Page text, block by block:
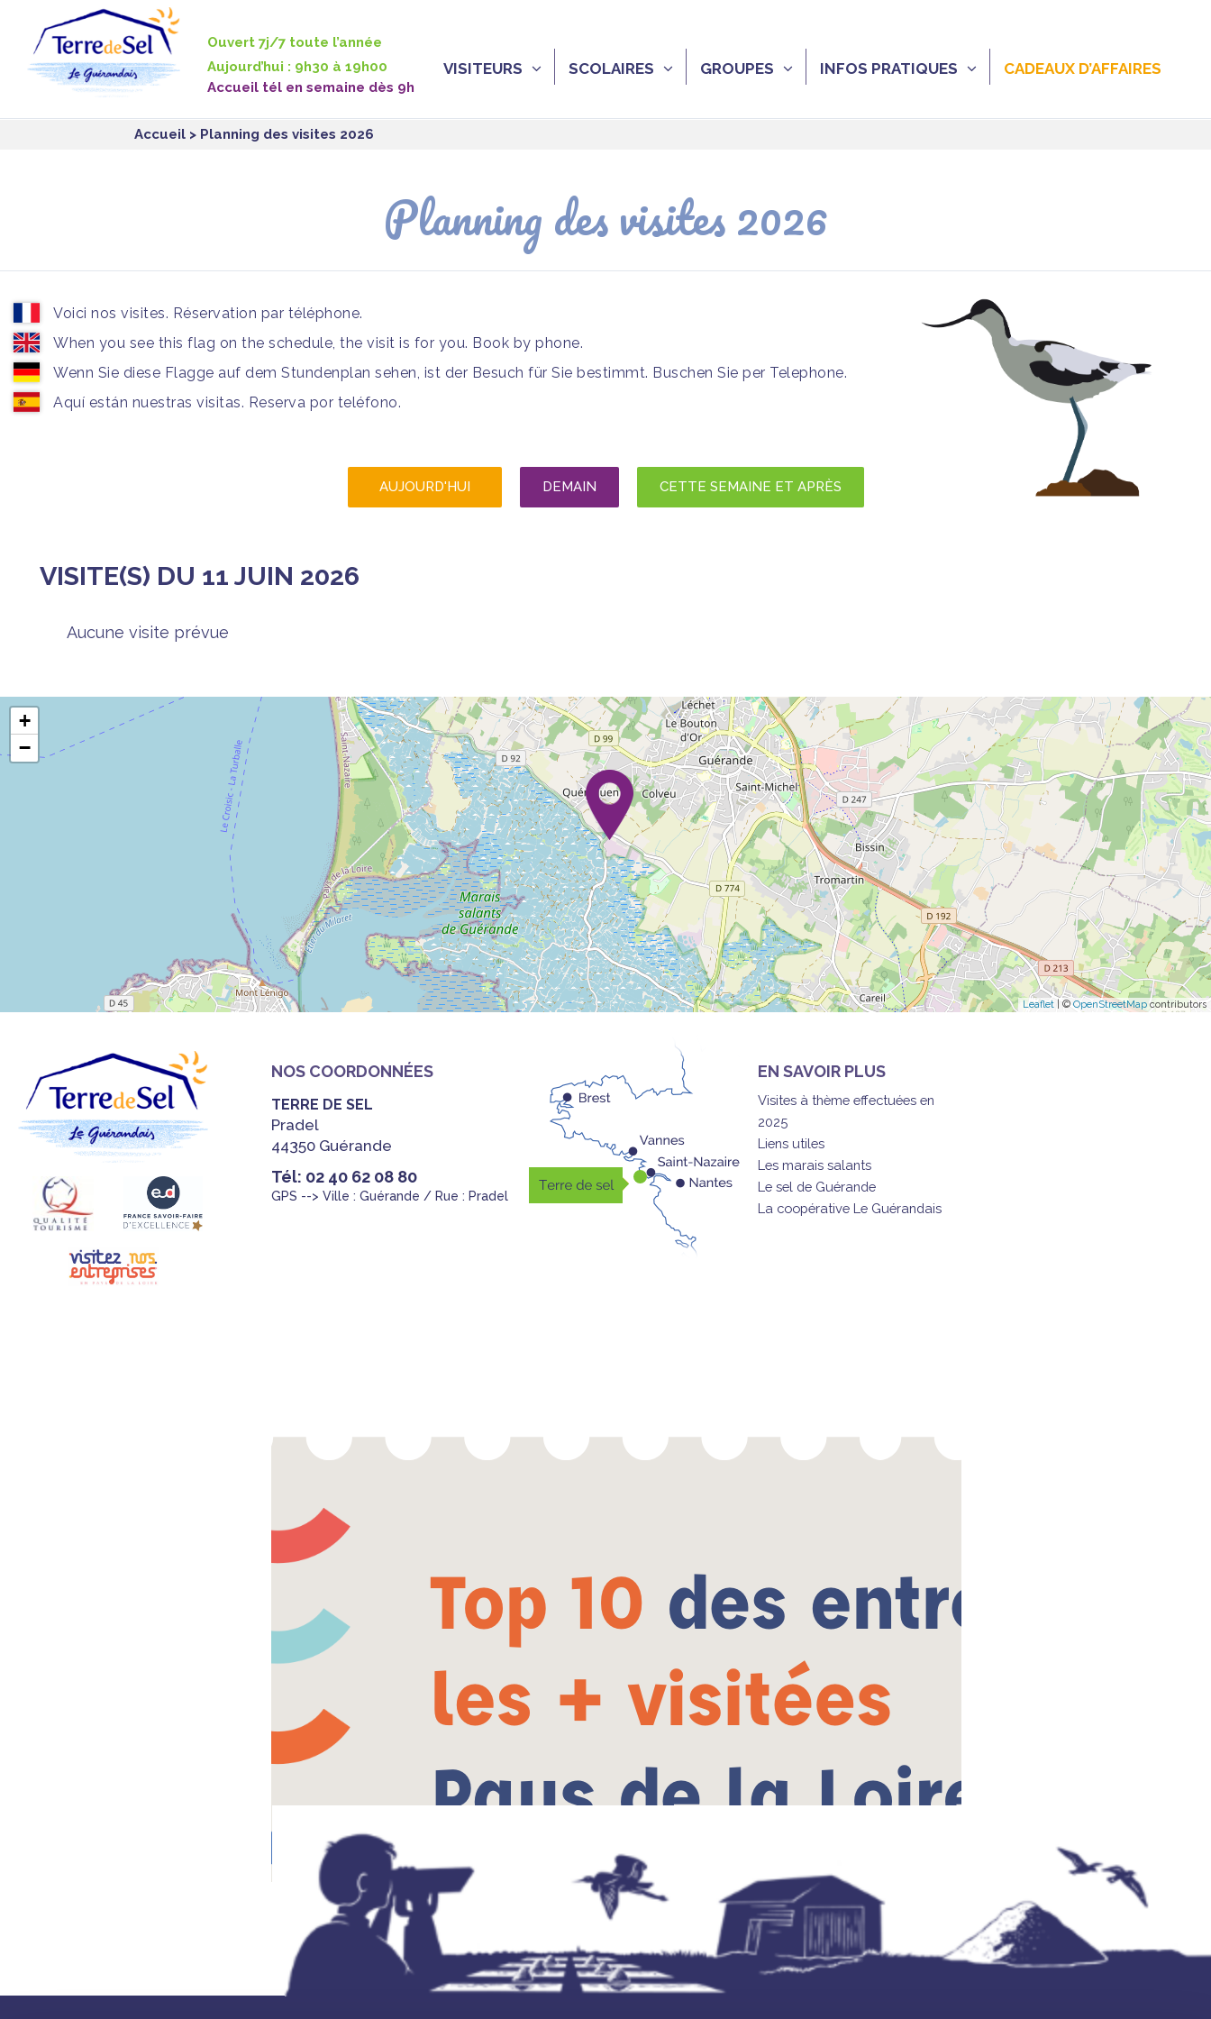
Ouvert 7j/7 toute l’année
Aujourd’hui : 9h30 à 19h00
Accueil tél en semaine dès 9h
VISITEURS SCOLAIRES GROUPES INFOS PRATIQUES CADEAUX D’AFFAIRES
Accueil > Planning des visites 2026
Planning des visites 2026
Voici nos visites. Réservation par téléphone.
When you see this flag on the schedule, the visit is for you. Book by phone.
Wenn Sie diese Flagge auf dem Stundenplan sehen, ist der Besuch für Sie bestimmt. Buschen Sie per Telephone.
Aquí están nuestras visitas. Reserva por teléfono.
AUJOURD'HUI DEMAIN CETTE SEMAINE ET APRÈS
VISITE(S) DU 11 JUIN 2026
Aucune visite prévue
+
−
Leaflet | © OpenStreetMap contributors
NOS COORDONNÉES
TERRE DE SEL
Pradel
44350 Guérande
Tél: 02 40 62 08 80
GPS --> Ville : Guérande / Rue : Pradel
EN SAVOIR PLUS
Visites à thème effectuées en
2025
Liens utiles
Les marais salants
Le sel de Guérande
La coopérative Le Guérandais
Panneau de gestion des cookies